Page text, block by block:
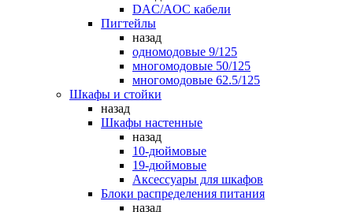
DAC/AOC кабели
Пигтейлы
назад
одномодовые 9/125
многомодовые 50/125
многомодовые 62.5/125
Шкафы и стойки
назад
Шкафы настенные
назад
10-дюймовые
19-дюймовые
Аксессуары для шкафов
Блоки распределения питания
назад